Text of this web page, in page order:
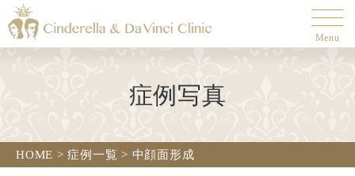
Menu
症例写真
HOME >症例一覧 > 中顔面形成